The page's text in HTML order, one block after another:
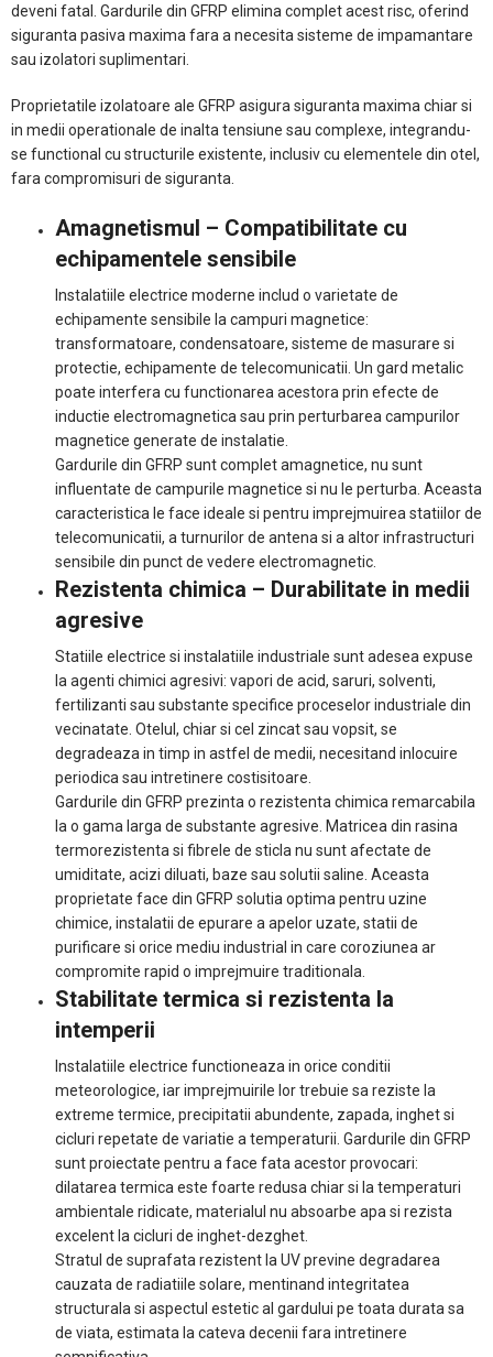
deveni fatal. Gardurile din GFRP elimina complet acest risc, oferind
siguranta pasiva maxima fara a necesita sisteme de impamantare
sau izolatori suplimentari.
Proprietatile izolatoare ale GFRP asigura siguranta maxima chiar si
in medii operationale de inalta tensiune sau complexe, integrandu-
se functional cu structurile existente, inclusiv cu elementele din otel,
fara compromisuri de siguranta.
Amagnetismul – Compatibilitate cu
echipamentele sensibile
Instalatiile electrice moderne includ o varietate de
echipamente sensibile la campuri magnetice:
transformatoare, condensatoare, sisteme de masurare si
protectie, echipamente de telecomunicatii. Un gard metalic
poate interfera cu functionarea acestora prin efecte de
inductie electromagnetica sau prin perturbarea campurilor
magnetice generate de instalatie.
Gardurile din GFRP sunt complet amagnetice, nu sunt
influentate de campurile magnetice si nu le perturba. Aceasta
caracteristica le face ideale si pentru imprejmuirea statiilor de
telecomunicatii, a turnurilor de antena si a altor infrastructuri
sensibile din punct de vedere electromagnetic.
Rezistenta chimica – Durabilitate in medii
agresive
Statiile electrice si instalatiile industriale sunt adesea expuse
la agenti chimici agresivi: vapori de acid, saruri, solventi,
fertilizanti sau substante specifice proceselor industriale din
vecinatate. Otelul, chiar si cel zincat sau vopsit, se
degradeaza in timp in astfel de medii, necesitand inlocuire
periodica sau intretinere costisitoare.
Gardurile din GFRP prezinta o rezistenta chimica remarcabila
la o gama larga de substante agresive. Matricea din rasina
termorezistenta si fibrele de sticla nu sunt afectate de
umiditate, acizi diluati, baze sau solutii saline. Aceasta
proprietate face din GFRP solutia optima pentru uzine
chimice, instalatii de epurare a apelor uzate, statii de
purificare si orice mediu industrial in care coroziunea ar
compromite rapid o imprejmuire traditionala.
Stabilitate termica si rezistenta la
intemperii
Instalatiile electrice functioneaza in orice conditii
meteorologice, iar imprejmuirile lor trebuie sa reziste la
extreme termice, precipitatii abundente, zapada, inghet si
cicluri repetate de variatie a temperaturii. Gardurile din GFRP
sunt proiectate pentru a face fata acestor provocari:
dilatarea termica este foarte redusa chiar si la temperaturi
ambientale ridicate, materialul nu absoarbe apa si rezista
excelent la cicluri de inghet-dezghet.
Stratul de suprafata rezistent la UV previne degradarea
cauzata de radiatiile solare, mentinand integritatea
structurala si aspectul estetic al gardului pe toata durata sa
de viata, estimata la cateva decenii fara intretinere